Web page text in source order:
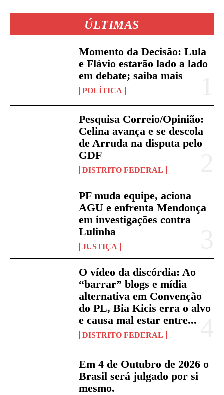
ÚLTIMAS
Momento da Decisão: Lula
e Flávio estarão lado a lado
em debate; saiba mais
POLÍTICA
Pesquisa Correio/Opinião:
Celina avança e se descola
de Arruda na disputa pelo
GDF
DISTRITO FEDERAL
PF muda equipe, aciona
AGU e enfrenta Mendonça
em investigações contra
Lulinha
JUSTIÇA
O vídeo da discórdia: Ao
“barrar” blogs e mídia
alternativa em Convenção
do PL, Bia Kicis erra o alvo
e causa mal estar entre...
DISTRITO FEDERAL
Em 4 de Outubro de 2026 o
Brasil será julgado por si
mesmo.